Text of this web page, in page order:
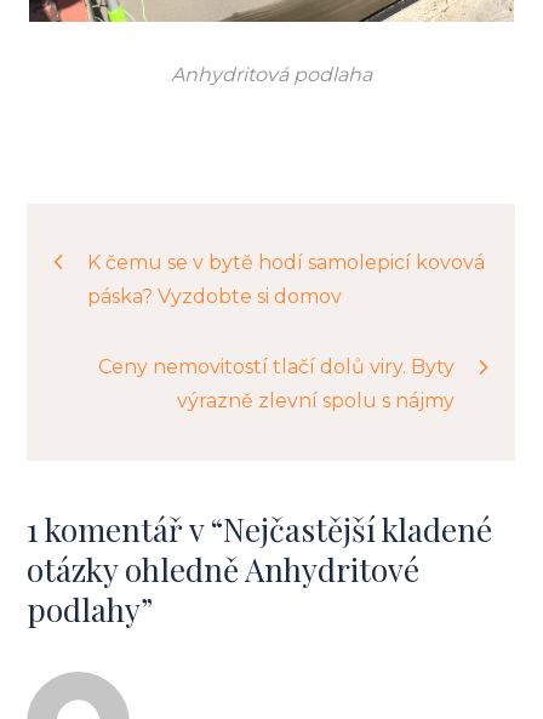
Anhydritová podlaha
Navigace
pro
příspěvek
K čemu se v bytě hodí samolepicí kovová
páska? Vyzdobte si domov
Ceny nemovitostí tlačí dolů viry. Byty
výrazně zlevní spolu s nájmy
1 komentář v “Nejčastější kladené
otázky ohledně Anhydritové
podlahy”